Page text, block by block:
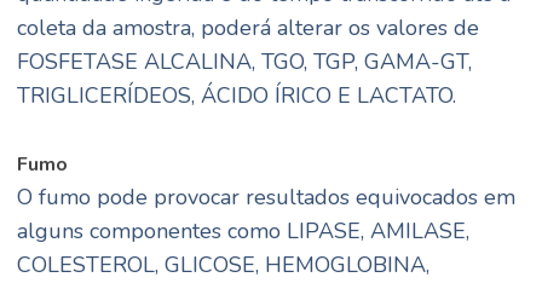
coleta da amostra, poderá alterar os valores de
FOSFETASE ALCALINA, TGO, TGP, GAMA-GT,
TRIGLICERÍDEOS, ÁCIDO ÍRICO E LACTATO.
Fumo
O fumo pode provocar resultados equivocados em
alguns componentes como LIPASE, AMILASE,
COLESTEROL, GLICOSE, HEMOGLOBINA,